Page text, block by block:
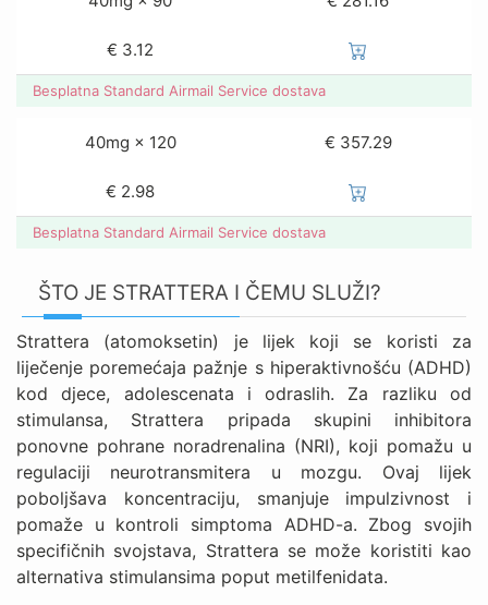
€ 3.12
Besplatna Standard Airmail Service dostava
40mg × 120 € 357.29
€ 2.98
Besplatna Standard Airmail Service dostava
ŠTO JE STRATTERA I ČEMU SLUŽI?
Strattera (atomoksetin) je lijek koji se koristi za
liječenje poremećaja pažnje s hiperaktivnošću (ADHD)
kod djece, adolescenata i odraslih. Za razliku od
stimulansa, Strattera pripada skupini inhibitora
ponovne pohrane noradrenalina (NRI), koji pomažu u
regulaciji neurotransmitera u mozgu. Ovaj lijek
poboljšava koncentraciju, smanjuje impulzivnost i
pomaže u kontroli simptoma ADHD-a. Zbog svojih
specifičnih svojstava, Strattera se može koristiti kao
alternativa stimulansima poput metilfenidata.